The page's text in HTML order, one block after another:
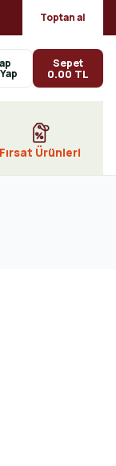
Toptan al
Sepet
0.00 TL
Fırsat Ürünleri